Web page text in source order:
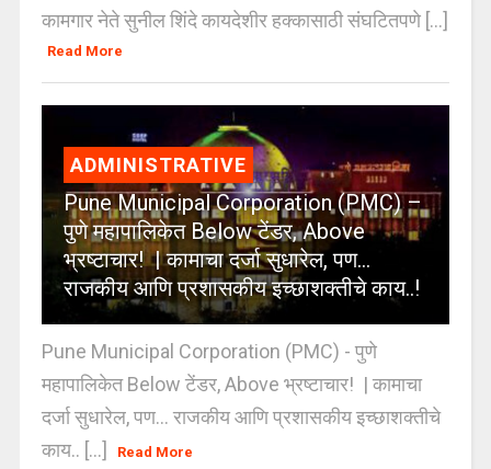
कामगार नेते सुनील शिंदे कायदेशीर हक्कासाठी संघटितपणे [...]
Read More
ADMINISTRATIVE
Pune Municipal Corporation (PMC) –
पुणे महापालिकेत Below टेंडर, Above
भ्रष्टाचार! | कामाचा दर्जा सुधारेल, पण…
राजकीय आणि प्रशासकीय इच्छाशक्तीचे काय..!
Pune Municipal Corporation (PMC) - पुणे
महापालिकेत Below टेंडर, Above भ्रष्टाचार! | कामाचा
दर्जा सुधारेल, पण… राजकीय आणि प्रशासकीय इच्छाशक्तीचे
काय.. [...]
Read More